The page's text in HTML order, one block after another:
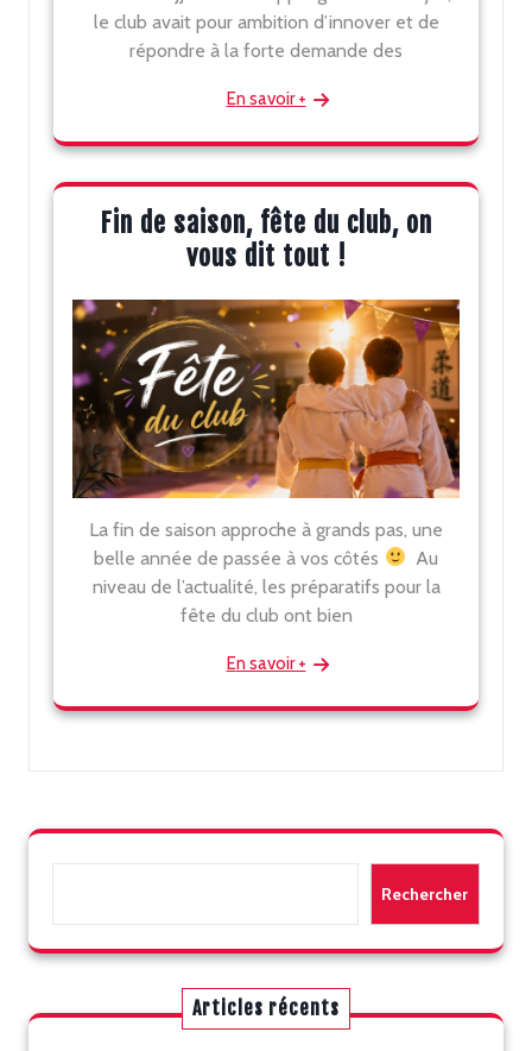
le club avait pour ambition d’innover et de
répondre à la forte demande des
En savoir +
Fin de saison, fête du club, on
vous dit tout !
La fin de saison approche à grands pas, une
belle année de passée à vos côtés
Au
niveau de l’actualité, les préparatifs pour la
fête du club ont bien
En savoir +
Rechercher
Rechercher
Articles récents